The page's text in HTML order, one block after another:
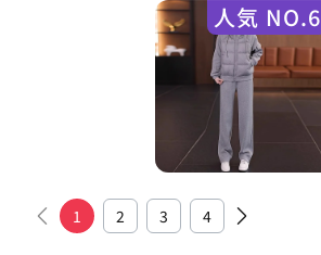
人気 NO.6
1 2 3 4